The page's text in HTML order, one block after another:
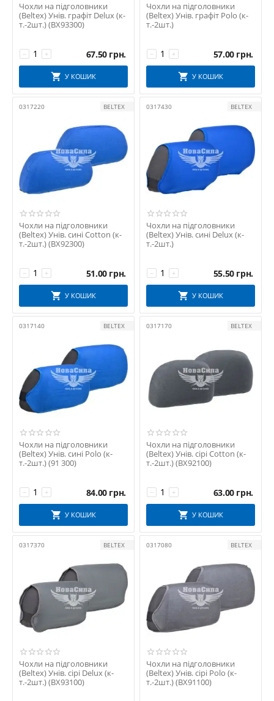
Чохли на підголовники
(Beltex) Унів. графіт Delux (к-
т.-2шт.) (BX93300)
+
− 67.50 грн.
У КОШИК
Чохли на підголовники
(Beltex) Унів. графіт Polo (к-
т.-2шт.)
+
− 57.00 грн.
У КОШИК
0317220 BELTEX
Чохли на підголовники
(Beltex) Унів. сині Cotton (к-
т.-2шт.) (BX92300)
+
− 51.00 грн.
У КОШИК
0317430 BELTEX
Чохли на підголовники
(Beltex) Унів. сині Delux (к-
т.-2шт.)
+
− 55.50 грн.
У КОШИК
0317140 BELTEX
Чохли на підголовники
(Beltex) Унів. сині Polo (к-
т.-2шт.) (91 300)
+
− 84.00 грн.
У КОШИК
0317170 BELTEX
Чохли на підголовники
(Beltex) Унів. сірі Cotton (к-
т.-2шт.) (BX92100)
+
− 63.00 грн.
У КОШИК
0317370 BELTEX
Чохли на підголовники
(Beltex) Унів. сірі Delux (к-
т.-2шт.) (BX93100)
0317080 BELTEX
Чохли на підголовники
(Beltex) Унів. сірі Polo (к-
т.-2шт.) (BX91100)